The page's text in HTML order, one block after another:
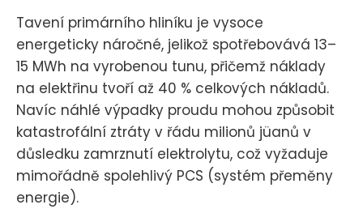
Tavení primárního hliníku je vysoce
energeticky náročné, jelikož spotřebovává 13–
15 MWh na vyrobenou tunu, přičemž náklady
na elektřinu tvoří až 40 % celkových nákladů.
Navíc náhlé výpadky proudu mohou způsobit
katastrofální ztráty v řádu milionů jüanů v
důsledku zamrznutí elektrolytu, což vyžaduje
mimořádně spolehlivý PCS (systém přeměny
energie).